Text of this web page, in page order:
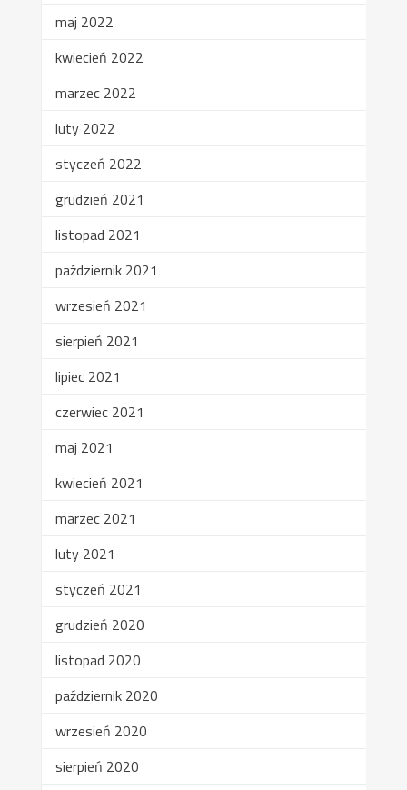
maj 2022
kwiecień 2022
marzec 2022
luty 2022
styczeń 2022
grudzień 2021
listopad 2021
październik 2021
wrzesień 2021
sierpień 2021
lipiec 2021
czerwiec 2021
maj 2021
kwiecień 2021
marzec 2021
luty 2021
styczeń 2021
grudzień 2020
listopad 2020
październik 2020
wrzesień 2020
sierpień 2020